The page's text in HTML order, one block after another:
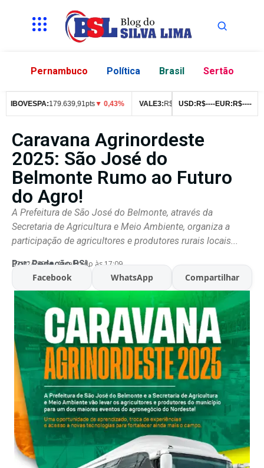
Pernambuco Política Brasil Sertão
IBOVESPA:179.639,91pts▼ 0,43% VALE3:R$76,99▼ 2,49% ITUB4:R$
USD: R$----EUR: R$----
Caravana Agrinordeste
2025: São José do
Belmonte Rumo ao Futuro
do Agro!
A Prefeitura de São José do Belmonte, através da
Secretaria de Agricultura e Meio Ambiente, organiza a
participação de agricultores e produtores rurais locais...
Por:Redação BSL
07/02/2026 Atualizado às 17:09
Facebook WhatsApp Compartilhar